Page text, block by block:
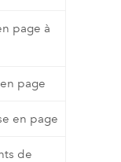
page à
page
en page
de